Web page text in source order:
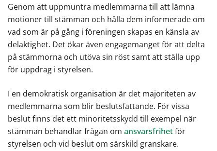
Genom att uppmuntra medlemmarna till att lämna
motioner till stämman och hålla dem informerade om
vad som är på gång i föreningen skapas en känsla av
delaktighet. Det ökar även engagemanget för att delta
på stämmorna och utöva sin röst samt att ställa upp
för uppdrag i styrelsen.
I en demokratisk organisation är det majoriteten av
medlemmarna som blir beslutsfattande. För vissa
beslut finns det ett minoritetsskydd till exempel när
stämman behandlar frågan om ansvarsfrihetför
styrelsen och vid beslut om särskild granskare.